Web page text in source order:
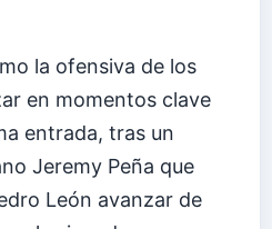
la ofensiva de los
en momentos clave
entrada, tras un
Jeremy Peña que
León avanzar de